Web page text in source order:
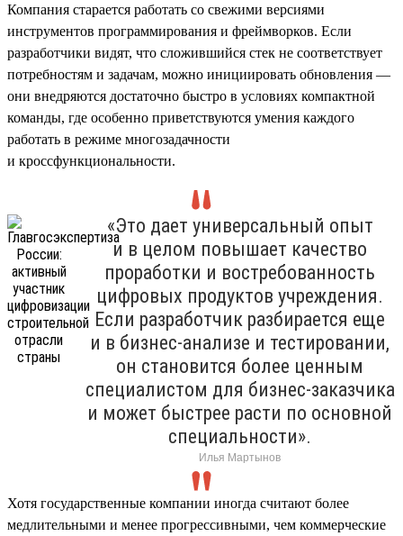
Компания старается работать со свежими версиями
инструментов программирования и фреймворков. Если
разработчики видят, что сложившийся стек не соответствует
потребностям и задачам, можно инициировать обновления —
они внедряются достаточно быстро в условиях компактной
команды, где особенно приветствуются умения каждого
работать в режиме многозадачности
и кроссфункциональности.
«Это дает универсальный опыт
и в целом повышает качество
проработки и востребованность
цифровых продуктов учреждения.
Если разработчик разбирается еще
и в бизнес-анализе и тестировании,
он становится более ценным
специалистом для бизнес-заказчика
и может быстрее расти по основной
специальности».
Илья Мартынов
Хотя государственные компании иногда считают более
медлительными и менее прогрессивными, чем коммерческие